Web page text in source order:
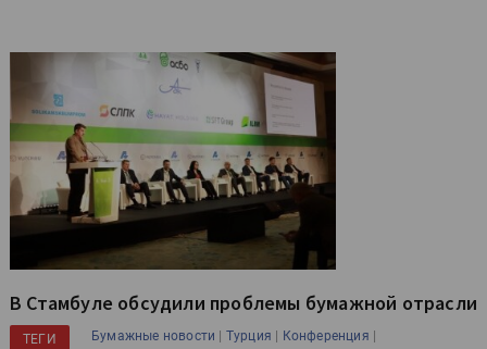
В Стамбуле обсудили проблемы бумажной отрасли
ТЕГИ Бумажные новости | Турция | Конференция |